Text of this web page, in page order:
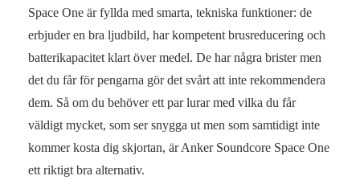
Space One är fyllda med smarta, tekniska funktioner: de
erbjuder en bra ljudbild, har kompetent brusreducering och
batterikapacitet klart över medel. De har några brister men
det du får för pengarna gör det svårt att inte rekommendera
dem. Så om du behöver ett par lurar med vilka du får
väldigt mycket, som ser snygga ut men som samtidigt inte
kommer kosta dig skjortan, är Anker Soundcore Space One
ett riktigt bra alternativ.